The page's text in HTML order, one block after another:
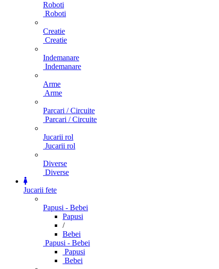
Roboti
Roboti
Creatie
Creatie
Indemanare
Indemanare
Arme
Arme
Parcari / Circuite
Parcari / Circuite
Jucarii rol
Jucarii rol
Diverse
Diverse
Jucarii fete
Papusi - Bebei
Papusi
/
Bebei
Papusi - Bebei
Papusi
Bebei